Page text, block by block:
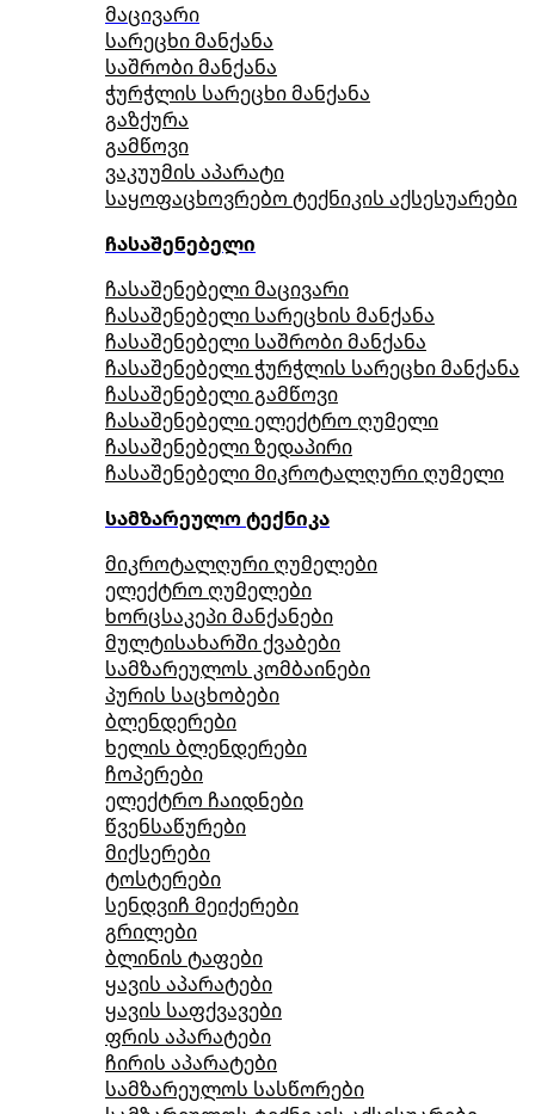
მაცივარი
სარეცხი მანქანა
საშრობი მანქანა
ჭურჭლის სარეცხი მანქანა
გაზქურა
გამწოვი
ვაკუუმის აპარატი
საყოფაცხოვრებო ტექნიკის აქსესუარები
ჩასაშენებელი
ჩასაშენებელი მაცივარი
ჩასაშენებელი სარეცხის მანქანა
ჩასაშენებელი საშრობი მანქანა
ჩასაშენებელი ჭურჭლის სარეცხი მანქანა
ჩასაშენებელი გამწოვი
ჩასაშენებელი ელექტრო ღუმელი
ჩასაშენებელი ზედაპირი
ჩასაშენებელი მიკროტალღური ღუმელი
სამზარეულო ტექნიკა
მიკროტალღური ღუმელები
ელექტრო ღუმელები
ხორცსაკეპი მანქანები
მულტისახარში ქვაბები
სამზარეულოს კომბაინები
პურის საცხობები
ბლენდერები
ხელის ბლენდერები
ჩოპერები
ელექტრო ჩაიდნები
წვენსაწურები
მიქსერები
ტოსტერები
სენდვიჩ მეიქერები
გრილები
ბლინის ტაფები
ყავის აპარატები
ყავის საფქვავები
ფრის აპარატები
ჩირის აპარატები
სამზარეულოს სასწორები